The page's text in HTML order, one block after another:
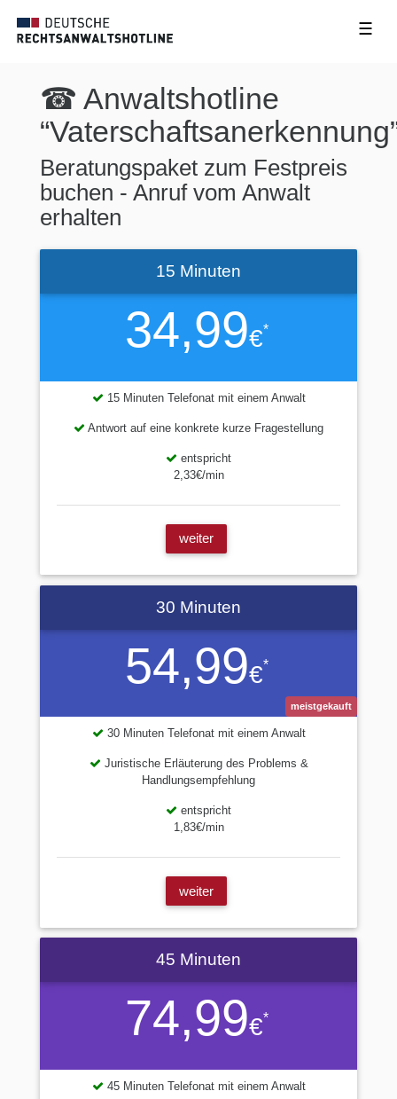
☰
☎ Anwaltshotline
Beratungspaket zum Festpreis
buchen - Anruf vom Anwalt
erhalten
34,99€*
15 Minuten
15 Minuten Telefonat mit einem Anwalt
Antwort auf eine konkrete kurze Fragestellung
entspricht
2,33€/min
weiter
54,99€*
30 Minuten
meistgekauft
30 Minuten Telefonat mit einem Anwalt
Juristische Erläuterung des Problems &
Handlungsempfehlung
entspricht
1,83€/min
weiter
74,99€*
45 Minuten
45 Minuten Telefonat mit einem Anwalt